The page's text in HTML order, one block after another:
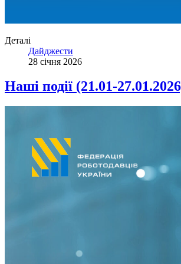
Деталі
Дайджести
28 січня 2026
Наші події (21.01-